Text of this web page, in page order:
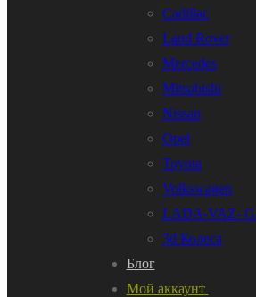
Cadillac
Land Rover
Mercedes
Mitsubishi
Nissan
Opel
Toyota
Volkswagen
LADA-VAZ-
3d Колеса
Блог
Мой аккаунт